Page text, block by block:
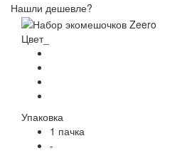
Нашли дешевле?
Цвет_
Упаковка
1 пачка
-